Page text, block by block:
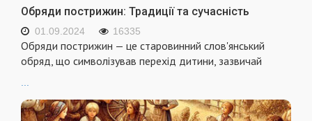
Обряди пострижин: Традиції та сучасність
01.09.2024 16335
Обряди пострижин — це старовинний слов'янський
обряд, що символізував перехід дитини, зазвичай
...